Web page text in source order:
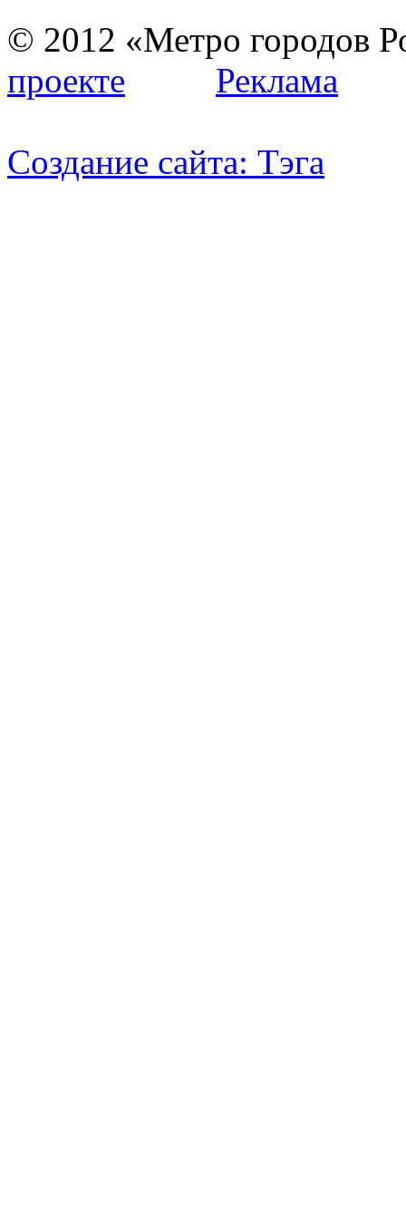
© 2012 «Метро
проекте
Реклама
Создание сайта: Тэга